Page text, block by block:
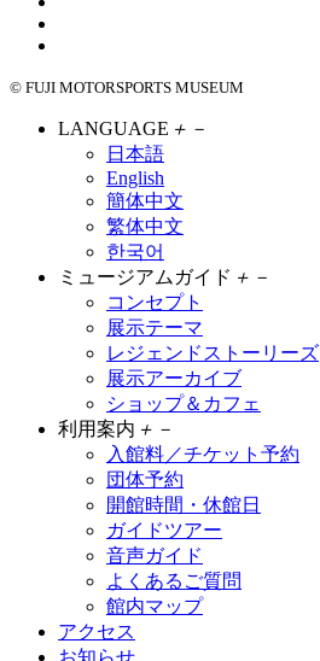
© FUJI MOTORSPORTS MUSEUM
LANGUAGE ＋ －
日本語
English
簡体中文
繁体中文
한국어
ミュージアムガイド ＋ －
コンセプト
展示テーマ
レジェンドストーリーズ
展示アーカイブ
ショップ＆カフェ
利用案内 ＋ －
入館料／チケット予約
団体予約
開館時間・休館日
ガイドツアー
音声ガイド
よくあるご質問
館内マップ
アクセス